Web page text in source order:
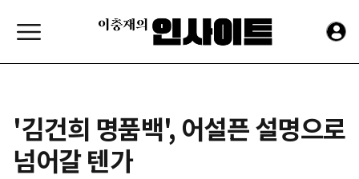
'김건희 명품백', 어설픈 설명으로
넘어갈 텐가